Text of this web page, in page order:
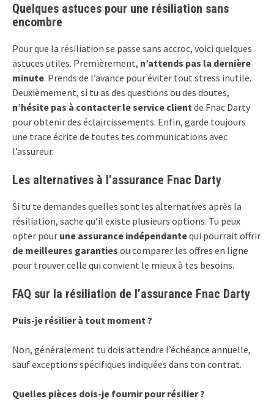
Quelques astuces pour une résiliation sans
encombre
Pour que la résiliation se passe sans accroc, voici quelques
astuces utiles. Premièrement, n’attends pas la dernière
minute. Prends de l’avance pour éviter tout stress inutile.
Deuxièmement, si tu as des questions ou des doutes,
n’hésite pas à contacter le service client de Fnac Darty
pour obtenir des éclaircissements. Enfin, garde toujours
une trace écrite de toutes tes communications avec
l’assureur.
Les alternatives à l’assurance Fnac Darty
Si tu te demandes quelles sont les alternatives après la
résiliation, sache qu’il existe plusieurs options. Tu peux
opter pour une assurance indépendantequi pourrait offrir
de meilleures garanties ou comparer les offres en ligne
pour trouver celle qui convient le mieux à tes besoins.
FAQ sur la résiliation de l’assurance Fnac Darty
Puis-je résilier à tout moment ?
Non, généralement tu dois attendre l’échéance annuelle,
sauf exceptions spécifiques indiquées dans ton contrat.
Quelles pièces dois-je fournir pour résilier ?